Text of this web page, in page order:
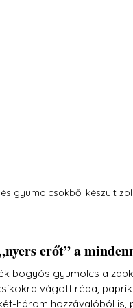
gyümölcsökből készült
erőt” a
bogyós gyümölcs a
vágott répa,
három hozzávalóból is,